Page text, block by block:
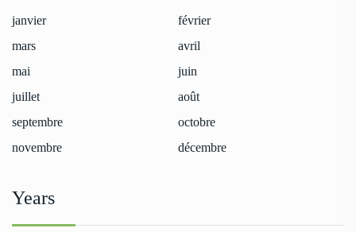
janvier
février
mars
avril
mai
juin
juillet
août
septembre
octobre
novembre
décembre
Years